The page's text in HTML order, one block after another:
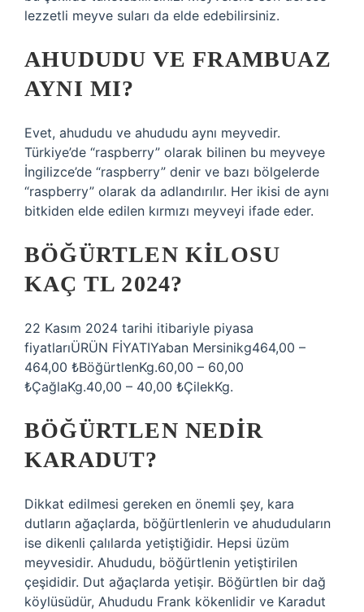
lezzetli meyve suları da elde edebilirsiniz.
AHUDUDU VE FRAMBUAZ
AYNI MI?
Evet, ahududu ve ahududu aynı meyvedir.
Türkiye’de “raspberry” olarak bilinen bu meyveye
İngilizce’de “raspberry” denir ve bazı bölgelerde
“raspberry” olarak da adlandırılır. Her ikisi de aynı
bitkiden elde edilen kırmızı meyveyi ifade eder.
BÖĞÜRTLEN KILOSU
KAÇ TL 2024?
22 Kasım 2024 tarihi itibariyle piyasa
fiyatlarıÜRÜN FİYATIYaban Mersinikg464,00 –
464,00 ₺BöğürtlenKg.60,00 – 60,00
₺ÇağlaKg.40,00 – 40,00 ₺ÇilekKg.
BÖĞÜRTLEN NEDIR
KARADUT?
Dikkat edilmesi gereken en önemli şey, kara
dutların ağaçlarda, böğürtlenlerin ve ahududuların
ise dikenli çalılarda yetiştiğidir. Hepsi üzüm
meyvesidir. Ahududu, böğürtlenin yetiştirilen
çeşididir. Dut ağaçlarda yetişir. Böğürtlen bir dağ
köylüsüdür, Ahududu Frank kökenlidir ve Karadut